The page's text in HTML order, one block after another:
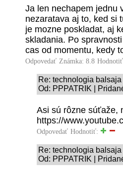
Ja len nechapem jednu
nezaratava aj to, ked si
je mozne poskladat, aj
skladania. Po
cas od momentu, kedy
Odpovedať Známka: 8.8
Re: technologia balsaja
Od: PPPATRIK |
Asi sú rôzne súťaže,
https://
Odpovedať Hodnotiť:
Re: technologia balsaja
Od: PPPATRIK |